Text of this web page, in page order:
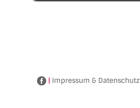
Facebook
| Impressum & Datenschutz